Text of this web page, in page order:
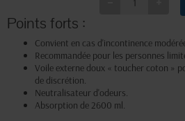
Points forts :
Convient en cas d'incontinence
Recommandée pour les personnes
Voile externe doux « toucher coton »
de discrétion.
Neutralisateur d'odeurs.
Absorption de 2600 ml.